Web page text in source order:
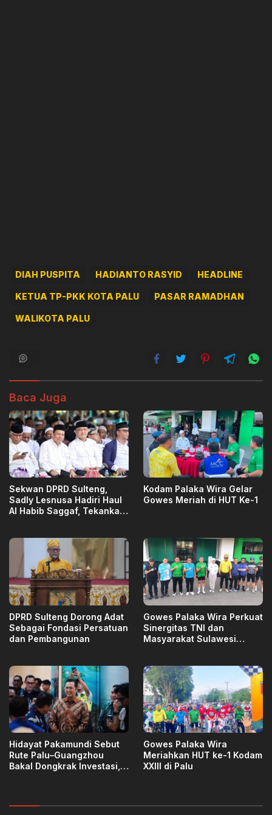
DIAH PUSPITA HADIANTO RASYID HEADLINE
KETUA TP-PKK KOTA PALU PASAR RAMADHAN
WALIKOTA PALU
Baca Juga
Sekwan DPRD Sulteng,
Sadly Lesnusa Hadiri Haul
Al Habib Saggaf, Tekankan
Kodam Palaka Wira Gelar
Gowes Meriah di HUT Ke-1
DPRD Sulteng Dorong Adat
Sebagai Fondasi Persatuan
dan Pembangunan
Gowes Palaka Wira Perkuat
Sinergitas TNI dan
Masyarakat Sulawesi
Hidayat Pakamundi Sebut
Rute Palu–Guangzhou
Bakal Dongkrak Investasi,
Gowes Palaka Wira
Meriahkan HUT ke-1 Kodam
XXIII di Palu